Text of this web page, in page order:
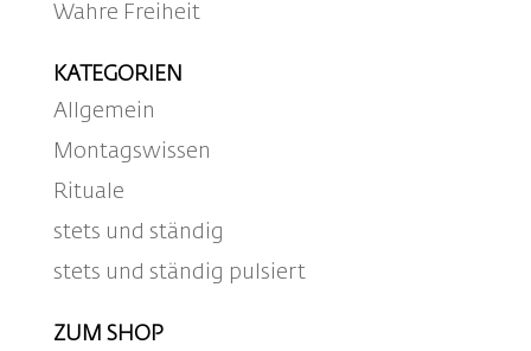
Wahre Freiheit
KATEGORIEN
Allgemein
Montagswissen
Rituale
stets und ständig
stets und ständig pulsiert
ZUM SHOP